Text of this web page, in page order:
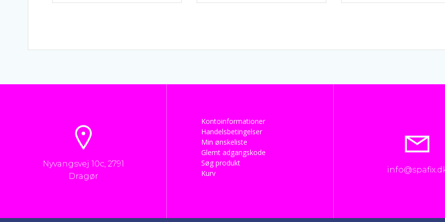
Nyvangsvej 10c, 2791
Dragør
Kontoinformationer
Handelsbetingelser
Min ønskeliste
Glemt adgangskode
Søg produkt
Kurv